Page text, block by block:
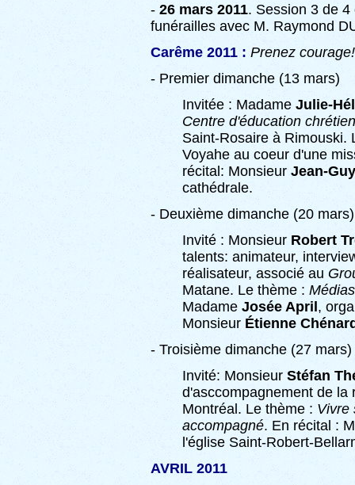
- 26 mars 2011. Session 3 de
funérailles avec M. Raymond
Carême 2011 : Prenez
- Premier dimanche (13 mars)
Invitée : Madame Julie-
Centre d'éducation
Saint-Rosaire à Rimouski.
Voyahe au coeur d'une
récital: Monsieur Jean-
cathédrale.
- Deuxième dimanche (20 mars)
Invité : Monsieur Robert
talents: animateur,
réalisateur, associé au
Matane. Le thème :
Madame Josée April,
Monsieur Étienne
- Troisième dimanche (27 mars)
Invité: Monsieur Stéfan
d'asccompagnement de
Montréal. Le thème : Vivre
accompagné. En récital :
l'église Saint-Robert-
AVRIL 2011